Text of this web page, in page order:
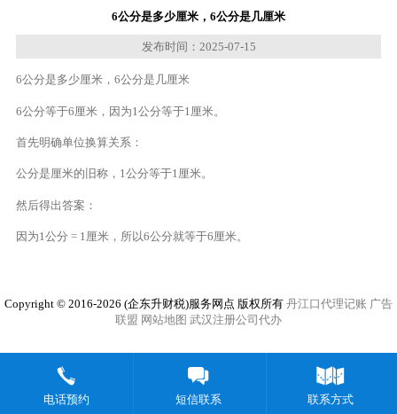
6公分是多少厘米，6公分是几厘米
发布时间：2025-07-15
6公分是多少厘米，6公分是几厘米
6公分等于6厘米，因为1公分等于1厘米。
首先明确单位换算关系：
公分是厘米的旧称，1公分等于1厘米。
然后得出答案：
因为1公分 = 1厘米，所以6公分就等于6厘米。
Copyright © 2016-2026 (企东升财税)服务网点 版权所有 丹江口代理记账 广告
联盟 网站地图 武汉注册公司代办
电话预约 短信联系 联系方式